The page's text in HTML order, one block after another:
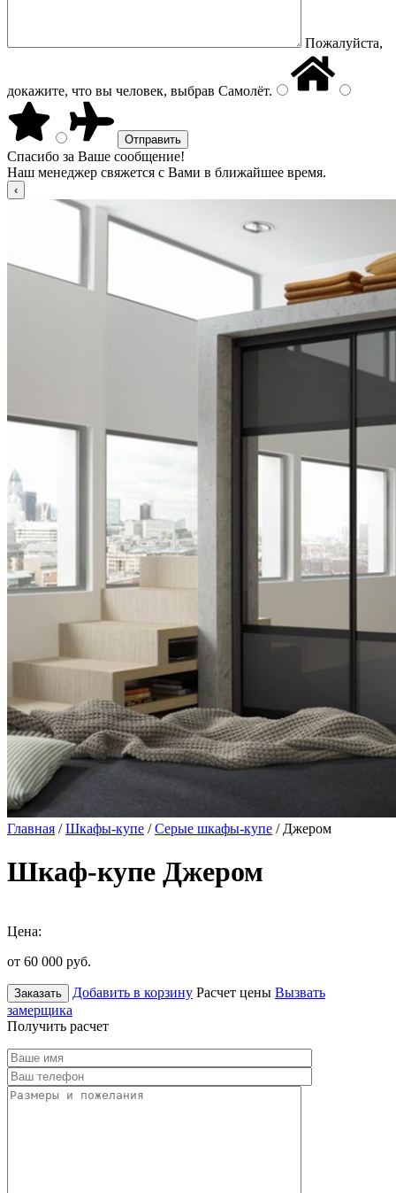
Пожалуйста,
докажите, что вы человек, выбрав Самолёт.
Спасибо за Ваше сообщение!
Наш менеджер свяжется с Вами в ближайшее время.
Главная /Шкафы-купе /Серые шкафы-купе / Джером
Шкаф-купе Джером
Цена:
от 60 000 руб.
Заказать Добавить в корзину Расчет цены Вызвать
замерщика
Получить расчет